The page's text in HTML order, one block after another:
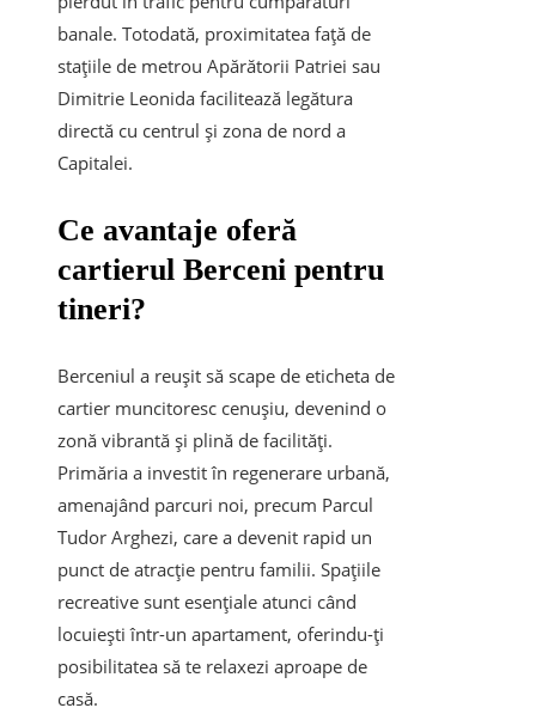
banale. Totodată, proximitatea față de
stațiile de metrou Apărătorii Patriei sau
Dimitrie Leonida facilitează legătura
directă cu centrul și zona de nord a
Capitalei.
Ce avantaje oferă
cartierul Berceni pentru
tineri?
Berceniul a reușit să scape de eticheta de
cartier muncitoresc cenușiu, devenind o
zonă vibrantă și plină de facilități.
Primăria a investit în regenerare urbană,
amenajând parcuri noi, precum Parcul
Tudor Arghezi, care a devenit rapid un
punct de atracție pentru familii. Spațiile
recreative sunt esențiale atunci când
locuiești într-un apartament, oferindu-ți
posibilitatea să te relaxezi aproape de
casă.